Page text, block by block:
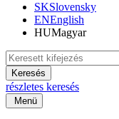
SKSlovensky
ENEnglish
HUMagyar
Keresés
részletes keresés
Menü